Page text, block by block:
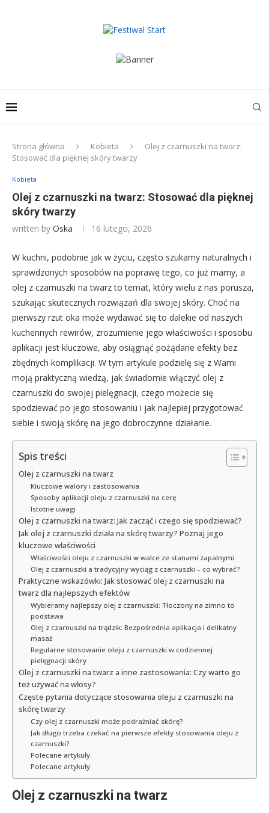
Strona główna Kobieta
Olej z czarnuszki na twarz:
Stosować dla pięknej skóry twarzy
Kobieta
Olej z czarnuszki na twarz: Stosować dla pięknej
skóry twarzy
written by Oska 16 lutego, 2026
W kuchni, podobnie jak w życiu, często szukamy naturalnych i
sprawdzonych sposobów na poprawę tego, co już mamy, a
olej z czarnuszki na twarz to temat, który wielu z nas porusza,
szukając skutecznych rozwiązań dla swojej skóry. Choć na
pierwszy rzut oka może wydawać się to dalekie od naszych
kuchennych rewirów, zrozumienie jego właściwości i sposobu
aplikacji jest kluczowe, aby osiągnąć pożądane efekty bez
zbędnych komplikacji. W tym artykule podzielę się z Wami
moją praktyczną wiedzą, jak świadomie włączyć olej z
czarnuszki do swojej pielęgnacji, czego możecie się
spodziewać po jego stosowaniu i jak najlepiej przygotować
siebie i swoją skórę na jego dobroczynne działanie.
Spis treści
Olej z czarnuszki na twarz
Kluczowe walory i zastosowania
Sposoby aplikacji oleju z czarnuszki na cerę
Istotne uwagi
Olej z czarnuszki na twarz: Jak zacząć i czego się spodziewać?
Jak olej z czarnuszki działa na skórę twarzy? Poznaj jego
kluczowe właściwości
Właściwości oleju z czarnuszki w walce ze stanami zapalnymi
Olej z czarnuszki a tradycyjny wyciąg z czarnuszki – co wybrać?
Praktyczne wskazówki: Jak stosować olej z czarnuszki na
twarz dla najlepszych efektów
Wybieramy najlepszy olej z czarnuszki: Tłoczony na zimno to
podstawa
Olej z czarnuszki na trądzik: Bezpośrednia aplikacja i delikatny
masaż
Regularne stosowanie oleju z czarnuszki w codziennej
pielęgnacji skóry
Olej z czarnuszki na twarz a inne zastosowania: Czy warto go
też używać na włosy?
Częste pytania dotyczące stosowania oleju z czarnuszki na
skórę twarzy
Czy olej z czarnuszki może podrażniać skórę?
Jak długo trzeba czekać na pierwsze efekty stosowania oleju z
czarnuszki?
Polecane artykuły
Polecane artykuły
Olej z czarnuszki na twarz